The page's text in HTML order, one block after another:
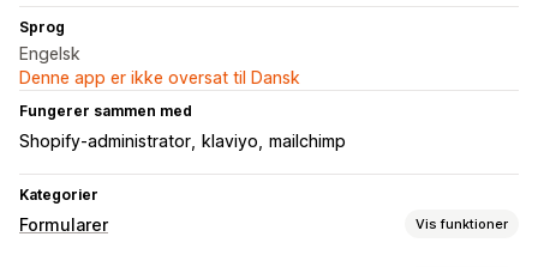
Sprog
Engelsk
Denne app er ikke oversat til Dansk
Fungerer sammen med
Shopify-administrator klaviyo mailchimp
Kategorier
Formularer Vis funktioner